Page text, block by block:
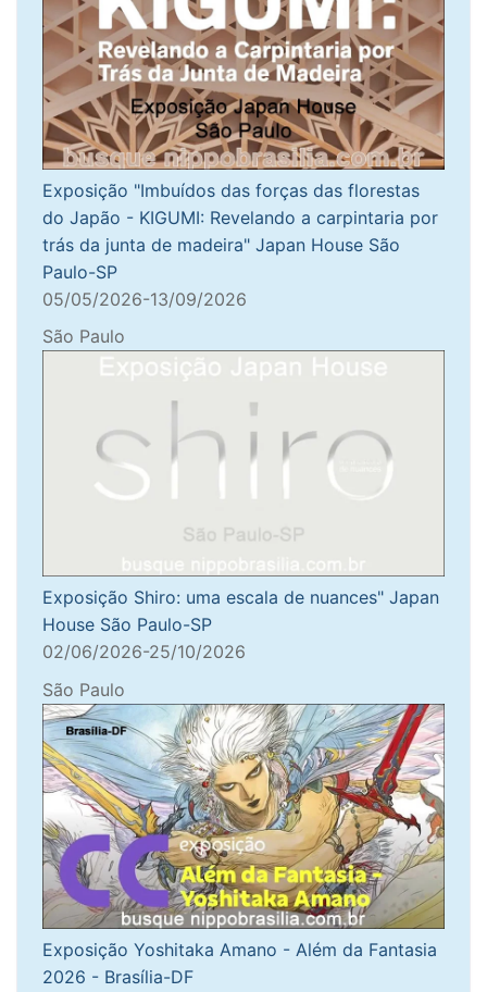
Exposição "Imbuídos das forças das florestas
do Japão - KIGUMI: Revelando a carpintaria por
trás da junta de madeira" Japan House São
Paulo-SP
05/05/2026-13/09/2026
São Paulo
Exposição Shiro: uma escala de nuances" Japan
House São Paulo-SP
02/06/2026-25/10/2026
São Paulo
Exposição Yoshitaka Amano - Além da Fantasia
2026 - Brasília-DF